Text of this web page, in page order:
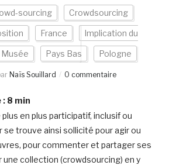
sourcing Crowdsourcing
France Implication du
Musée Pays Bas Pologne
Naïs Souillard 0 commentaire
: 8 min
en plus participatif, inclusif ou
se trouve ainsi sollicité pour agir ou
pour commenter et partager ses
une collection (crowdsourcing) en y